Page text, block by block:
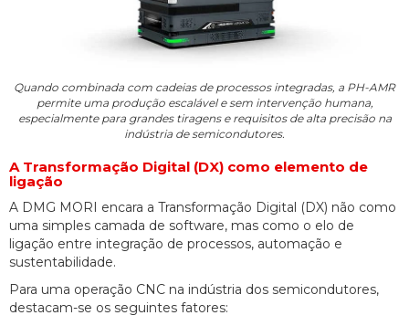
Quando combinada com cadeias de processos integradas, a PH-AMR
permite uma produção escalável e sem intervenção humana,
especialmente para grandes tiragens e requisitos de alta precisão na
indústria de semicondutores.
A Transformação Digital (DX) como elemento de
ligação
A DMG MORI encara a Transformação Digital (DX) não como
uma simples camada de software, mas como o elo de
ligação entre integração de processos, automação e
sustentabilidade.
Para uma operação CNC na indústria dos semicondutores,
destacam-se os seguintes fatores: